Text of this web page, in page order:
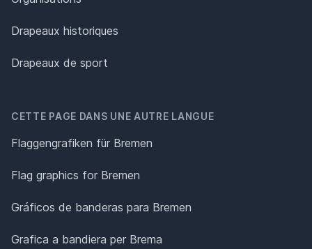
Drapeaux historiques
Drapeaux de sport
CETTE PAGE DANS UNE AUTRE LANGUE
Flaggengrafiken für Bremen
Flag graphics for Bremen
Gráficos de banderas para Bremen
Grafica a bandiera per Brema